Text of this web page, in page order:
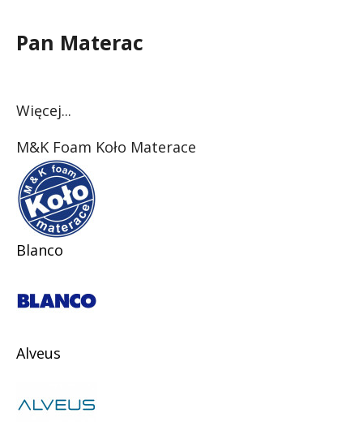
Pan Materac
Więcej...
M&K Foam Koło Materace
Blanco
Alveus